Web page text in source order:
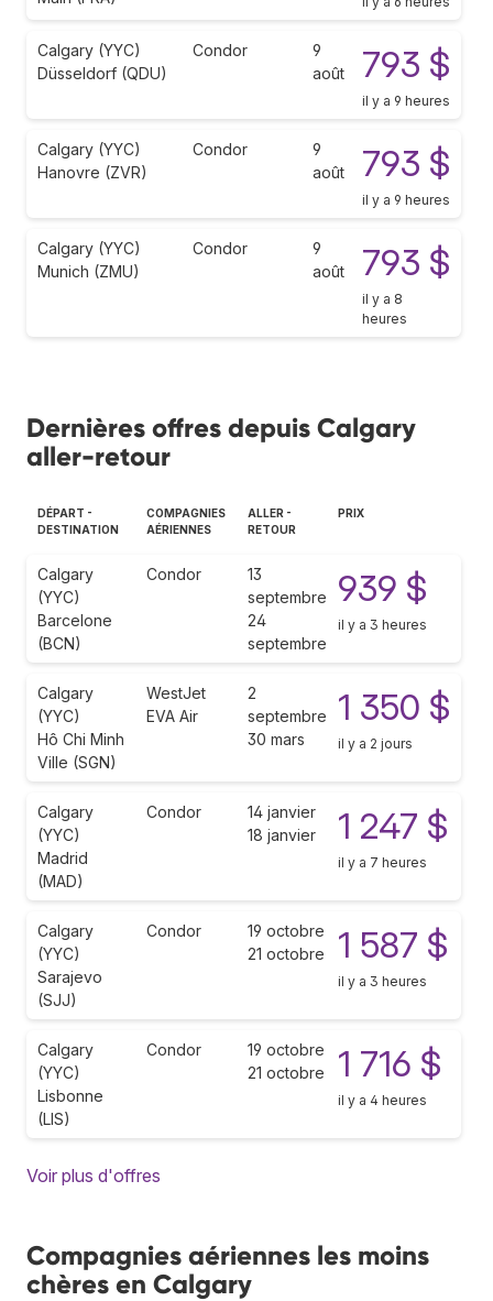
Calgary (YYC)
Düsseldorf (QDU)
Condor
9
août
793 $
il y a 9 heures
Calgary (YYC)
Hanovre (ZVR)
Condor
9
août
793 $
il y a 9 heures
Calgary (YYC)
Munich (ZMU)
Condor
9
août
793 $
il y a 8
heures
Dernières offres depuis Calgary
aller-retour
DÉPART -
DESTINATION
COMPAGNIES
AÉRIENNES
ALLER -
RETOUR
PRIX
Calgary
(YYC)
Barcelone
(BCN)
Condor
13
septembre
24
septembre
939 $
il y a 3 heures
Calgary
(YYC)
Hô Chi Minh
Ville (SGN)
WestJet
EVA Air
2
septembre
30 mars
1 350 $
il y a 2 jours
Calgary
(YYC)
Madrid
(MAD)
Condor
14 janvier
18 janvier
1 247 $
il y a 7 heures
Calgary
(YYC)
Sarajevo
(SJJ)
Condor
19 octobre
21 octobre
1 587 $
il y a 3 heures
Calgary
(YYC)
Lisbonne
(LIS)
Condor
19 octobre
21 octobre
1 716 $
il y a 4 heures
Voir plus d'offres
Compagnies aériennes les moins
chères en Calgary